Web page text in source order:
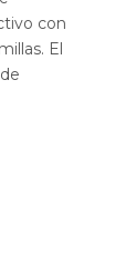
con
El